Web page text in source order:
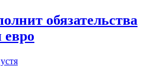
обязательства
евро